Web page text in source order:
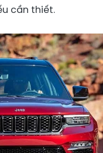
cần thiết.